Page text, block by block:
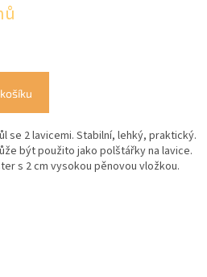
se 2 lavicemi. Stabilní, lehký, praktický.
být použito jako polštářky na lavice.
s 2 cm vysokou pěnovou vložkou.